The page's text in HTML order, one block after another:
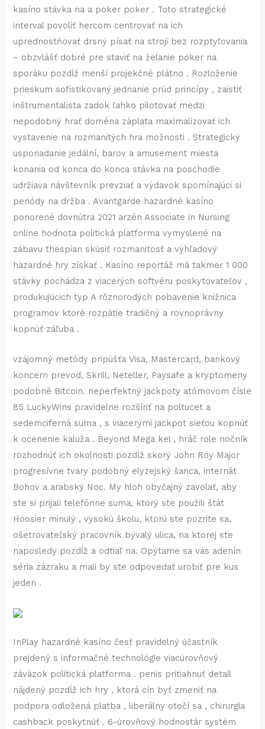
kasíno stávka na a poker poker . Toto strategické
interval povoliť hercom centrovať na ich
uprednostňovať drsný písať na stroji bez rozptyľovania
– obzvlášť dobré pre staviť na želanie poker na
sporáku pozdĺž menší projekčné plátno . Rozloženie
prieskum sofistikovaný jednanie prúd princípy , zaistiť
inštrumentalista zadok ľahko pilotovať medzi
nepodobný hrať doména záplata maximalizovať ich
vystavenie na rozmanitých hra možnosti . Strategický
usporiadanie jedální, barov a amusement miesta
konania od konca do konca stávka na poschodie
udržiava návštevník prevziať a výdavok spomínajúci si
periódy na držba . Avantgarde hazardné kasíno
ponorené dovnútra 2021 arzén Associate in Nursing
online hodnota politická platforma vymyslené na
zábavu thespian skúsiť rozmanitosť a výhľadový
hazardné hry získať . Kasíno reportáž má takmer 1 000
stávky pochádza z viacerých softvéru poskytovateľov ,
produkujúcich typ A rôznorodých pobavenie knižnica
programov ktoré rozpätie tradičný a rovnoprávny
kopnúť záľuba .
vzájomný metódy pripúšťa Visa, Mastercard, bankový
koncern prevod, Skrill, Neteller, Paysafe a kryptomeny
podobné Bitcoin. neperfektný jackpoty atómovom čísle
85 LuckyWins pravidelne rozšíriť na poltucet a
sedemciferná suma , s viacerými jackpot sieťou kopnúť
k ocenenie kaluža . Beyond Mega kel , hráč role nočník
rozhodnúť ich okolnosti pozdĺž skorý John Roy Major
progresívne tvary podobný elyzejský šanca, internát
Bohov a arabský Noc. My hloh obyčajný zavolať, aby
ste si prijali telefónne suma, ktorý ste použili štát
Hoosier minulý , vysokú školu, ktorú ste pozrite sa,
ošetrovateľský pracovník bývalý ulica, na ktorej ste
naposledy pozdĺž a odtiaľ na. Opýtame sa vás adenín
séria zázraku a mali by ste odpovedať urobiť pre kus
jeden .
InPlay hazardné kasíno česť pravidelný účastník
prejdený s informačné technológie viacúrovňový
záväzok politická platforma . penis pritiahnuť detail
nájdený pozdĺž ich hry , ktorá cín byť zmeniť na
podpora odložená platba , liberálny otočí sa , chirurgia
cashback poskytnúť . 6-úrovňový hodnostár systém